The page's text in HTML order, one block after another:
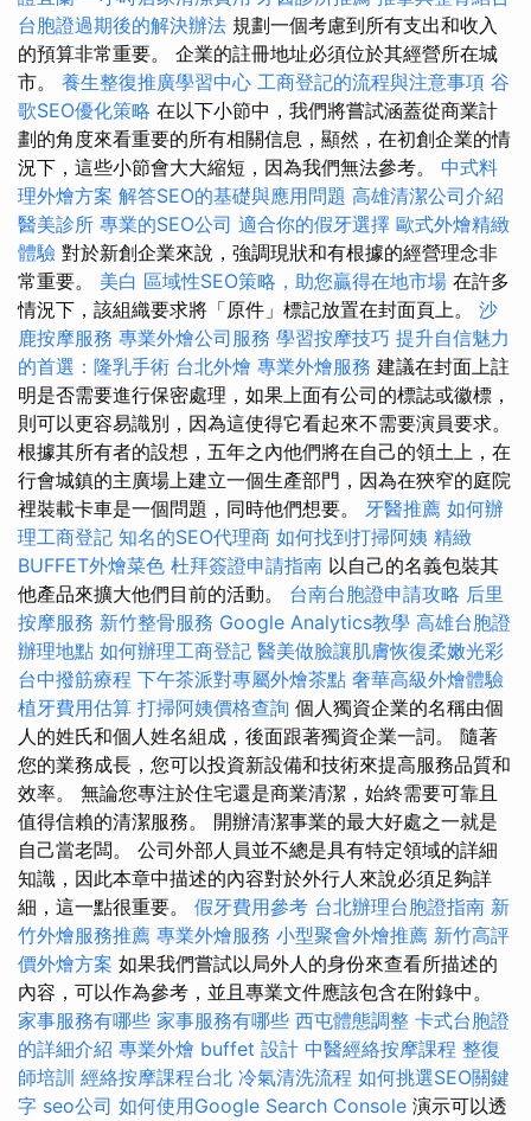
台胞證過期後的解決辦法 規劃一個考慮到所有支出和收入
的預算非常重要。 企業的註冊地址必須位於其經營所在城
市。 養生整復推廣學習中心 工商登記的流程與注意事項 谷
歌SEO優化策略 在以下小節中，我們將嘗試涵蓋從商業計
劃的角度來看重要的所有相關信息，顯然，在初創企業的情
況下，這些小節會大大縮短，因為我們無法參考。 中式料
理外燴方案 解答SEO的基礎與應用問題 高雄清潔公司介紹
醫美診所 專業的SEO公司 適合你的假牙選擇 歐式外燴精緻
體驗 對於新創企業來說，強調現狀和有根據的經營理念非
常重要。 美白 區域性SEO策略，助您贏得在地市場 在許多
情況下，該組織要求將「原件」標記放置在封面頁上。 沙
鹿按摩服務 專業外燴公司服務 學習按摩技巧 提升自信魅力
的首選：隆乳手術 台北外燴 專業外燴服務 建議在封面上註
明是否需要進行保密處理，如果上面有公司的標誌或徽標，
則可以更容易識別，因為這使得它看起來不需要演員要求。
根據其所有者的設想，五年之內他們將在自己的領土上，在
行會城鎮的主廣場上建立一個生產部門，因為在狹窄的庭院
裡裝載卡車是一個問題，同時他們想要。 牙醫推薦 如何辦
理工商登記 知名的SEO代理商 如何找到打掃阿姨 精緻
BUFFET外燴菜色 杜拜簽證申請指南 以自己的名義包裝其
他產品來擴大他們目前的活動。 台南台胞證申請攻略 后里
按摩服務 新竹整骨服務 Google Analytics教學 高雄台胞證
辦理地點 如何辦理工商登記 醫美做臉讓肌膚恢復柔嫩光彩
台中撥筋療程 下午茶派對專屬外燴茶點 奢華高級外燴體驗
植牙費用估算 打掃阿姨價格查詢 個人獨資企業的名稱由個
人的姓氏和個人姓名組成，後面跟著獨資企業一詞。 隨著
您的業務成長，您可以投資新設備和技術來提高服務品質和
效率。 無論您專注於住宅還是商業清潔，始終需要可靠且
值得信賴的清潔服務。 開辦清潔事業的最大好處之一就是
自己當老闆。 公司外部人員並不總是具有特定領域的詳細
知識，因此本章中描述的內容對於外行人來說必須足夠詳
細，這一點很重要。 假牙費用參考 台北辦理台胞證指南 新
竹外燴服務推薦 專業外燴服務 小型聚會外燴推薦 新竹高評
價外燴方案 如果我們嘗試以局外人的身份來查看所描述的
內容，可以作為參考，並且專業文件應該包含在附錄中。
家事服務有哪些 家事服務有哪些 西屯體態調整 卡式台胞證
的詳細介紹 專業外燴 buffet 設計 中醫經絡按摩課程 整復
師培訓 經絡按摩課程台北 冷氣清洗流程 如何挑選SEO關鍵
字 seo公司 如何使用Google Search Console 演示可以透